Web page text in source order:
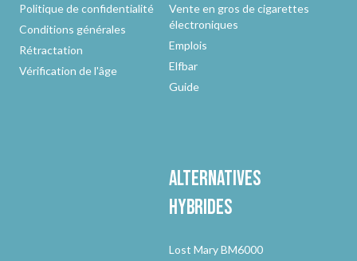
Politique de confidentialité
Conditions générales
Rétractation
Vérification de l'âge
Vente en gros de cigarettes
électroniques
Emplois
Elfbar
Guide
Alternatives
hybrides
Lost Mary BM6000